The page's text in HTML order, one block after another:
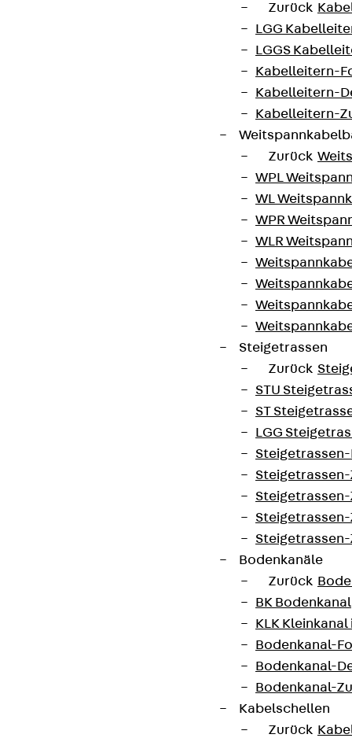
Zurück
LGG
LGGS
Kabelleitern-
Kabelleitern-
Kabelleitern-
Zurück
WPL
WL
WPR
WLR
Steigetrassen
Zurück
STU
ST
LGG
Steigetrassen-
Steigetrassen-
Steigetrassen-
Steigetrassen-
Bodenkanäle
Zurück
BK Bodenkanal
KLK
Bodenkanal-
Bodenkanal-
Bodenkanal-
Kabelschellen
Zurück